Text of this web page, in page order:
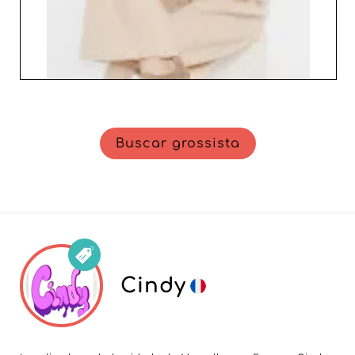
Buscar grossista
Cindy